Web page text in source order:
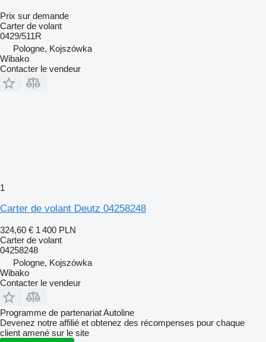
Prix sur demande
Carter de volant
0429/511R
Pologne, Kojszówka
Wibako
Contacter le vendeur
1
Carter de volant Deutz 04258248
324,60 € 1 400 PLN
Carter de volant
04258248
Pologne, Kojszówka
Wibako
Contacter le vendeur
Programme de partenariat Autoline
Devenez notre affilié et obtenez des récompenses pour chaque
client amené sur le site